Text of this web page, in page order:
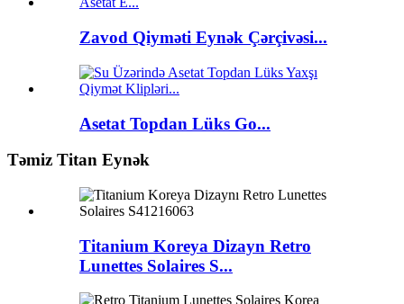
Zavod Qiyməti Eynək Çərçivəsi...
Asetat Topdan Lüks Go...
Təmiz Titan Eynək
Titanium Koreya Dizayn Retro
Lunettes Solaires S...